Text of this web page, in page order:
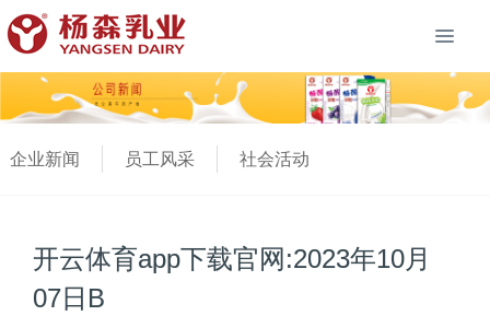
企业新闻 员工风采 社会活动
开云体育app下载官网:2023年10月
07日B